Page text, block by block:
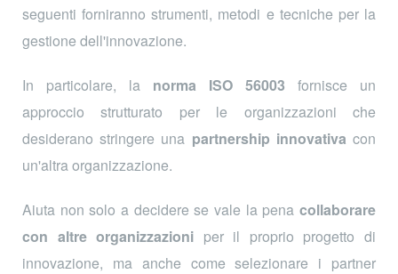
seguenti forniranno strumenti, metodi e tecniche per la
gestione dell'innovazione.
In particolare, la norma ISO 56003 fornisce un
approccio strutturato per le organizzazioni che
desiderano stringere una partnership innovativa con
un'altra organizzazione.
Aiuta non solo a decidere se vale la pena collaborare
con altre organizzazioni per il proprio progetto di
innovazione, ma anche come selezionare i partner